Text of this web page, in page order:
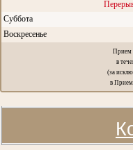
Суббота
Воскресенье
Прием
в
(за
в